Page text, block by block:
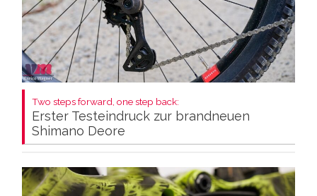
Two steps forward, one step back:
Erster Testeindruck zur brandneuen
Shimano Deore